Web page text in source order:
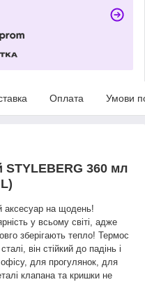
Оплата Умови
360 мл
аксесуар на щодень!
у всьому світі, адже
зберігають тепло! Термос
він стійкий до падінь і
для прогулянок, для
клапана та кришки не